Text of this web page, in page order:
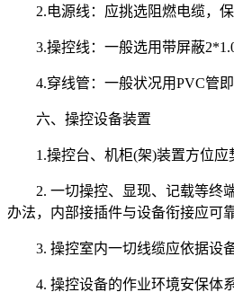
2.电源线：应挑选阻燃电缆，
3.操控线：一般选用带屏蔽
4.穿线管：一般状况用PVC管
六、操控设备装置
1.操控台、机柜(架)装置方位
2. 一切操控、显现、记载等终
办法，内部接插件与设备衔接应可靠
3. 操控室内一切线缆应依据设
4. 操控设备的作业环境安保体